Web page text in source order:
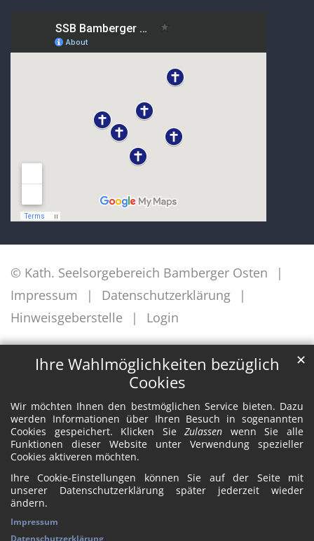
Ihre Wahlmöglichkeiten bezüglich
Cookies
Wir möchten Ihnen den bestmöglichen Service bieten. Dazu
werden Informationen über Ihren Besuch in sogenannten
Cookies gespeichert. Klicken SieZulassen wenn Sie alle
Funktionen dieser Website unter Verwendung spezieller
Cookies aktiveren möchten.
Ihre Cookie-Einstellungen können Sie auf der Seite mit
unserer Datenschutzerklärung später jederzeit wieder
ändern.
✕
Impressum
© Kath. Seelsorgebereich Bamberger Osten
Impressum
Datenschutzerklärung
Hinweisgeberstelle
Login